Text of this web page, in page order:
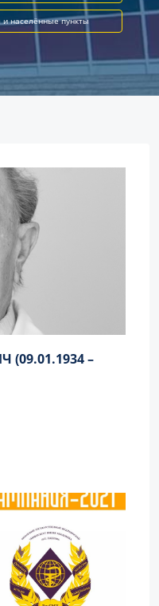
и населённые пункты
–